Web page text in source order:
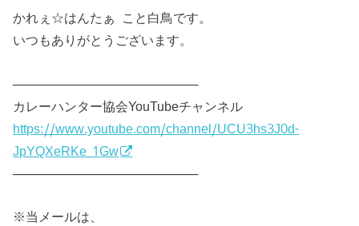
かれぇ☆はんたぁ こと白鳥です。
いつもありがとうございます。
─────────────────────
カレーハンター協会YouTubeチャンネル
https://www.youtube.com/channel/UCU3hs3J0d-
JpYQXeRKe_1Gw
─────────────────────
※当メールは、